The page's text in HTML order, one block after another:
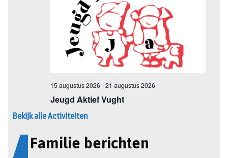
Bekijk alle Activiteiten
Familie berichten